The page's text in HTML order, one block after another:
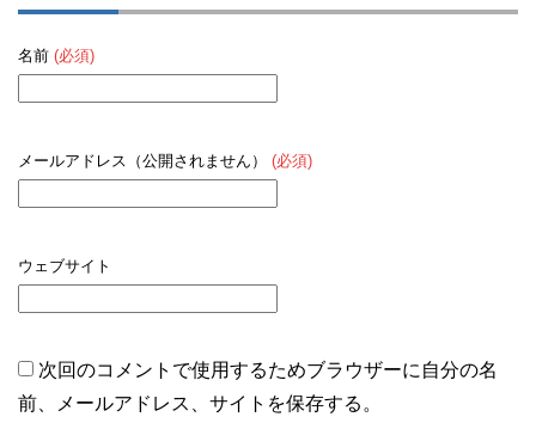
名前 (必須)
メールアドレス（公開されません） (必須)
ウェブサイト
次回のコメントで使用するためブラウザーに自分の名
前、メールアドレス、サイトを保存する。